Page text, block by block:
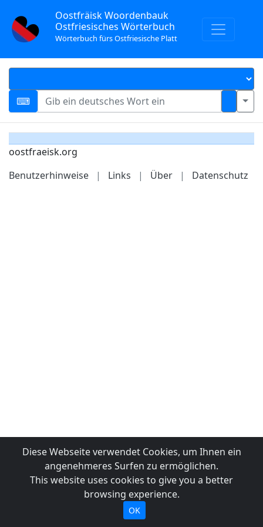
Oostfräisk Woordenbauk
Ostfriesisches Wörterbuch
Wörterbuch fürs Ostfriesische Platt
oostfraeisk.org
Benutzerhinweise
| Links | Über | Datenschutz
Diese Webseite verwendet Cookies, um Ihnen ein
angenehmeres Surfen zu ermöglichen.
This website uses cookies to give you a better
browsing experience.
OK